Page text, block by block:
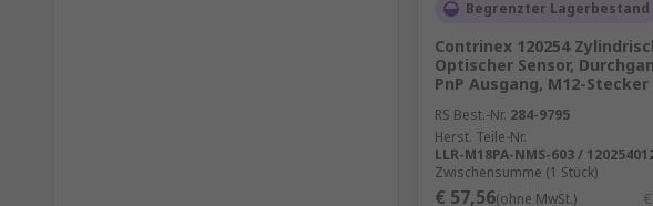
Begrenzter Lagerbestand
Contrinex 120254
Optischer Sensor,
PnP Ausgang, M12-Stecker
RS Best.-Nr. 284-9795
Herst. Teile-Nr.
LLR-M18PA-NMS-603 /
Zwischensumme (1 Stück)
€ 57,56(ohne MwSt.)